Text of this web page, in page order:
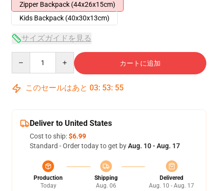
Zipper Backpack (44x26x15cm)
Kids Backpack (40x30x13cm)
サイズガイドを見る
カートに追加
このセールはあと 03: 53: 54
Deliver to United States
Cost to ship:$6.99
Standard - Order today to get byAug. 10 - Aug. 17
Production
Today
Shipping
Aug. 06
Delivered
Aug. 10 - Aug. 17